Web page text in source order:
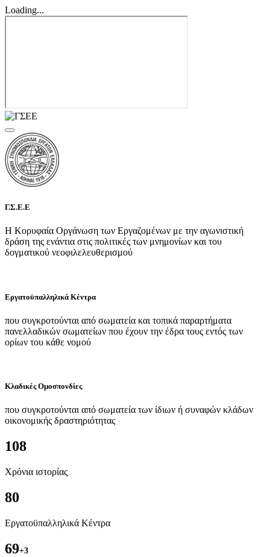
Loading...
Γ.Σ.Ε.Ε
Η Κορυφαία Οργάνωση των Εργαζομένων με την αγωνιστική
δράση της ενάντια στις πολιτικές των μνημονίων και του
δογματικού νεοφιλελευθερισμού
Εργατοϋπαλληλικά Κέντρα
που συγκροτούνται από σωματεία και τοπικά παραρτήματα
πανελλαδικών σωματείων που έχουν την έδρα τους εντός των
ορίων του κάθε νομού
Κλαδικές Ομοσπονδίες
που συγκροτούνται από σωματεία των ίδιων ή συναφών κλάδων
οικονομικής δραστηριότητας
108
Χρόνια ιστορίας
80
Εργατοϋπαλληλικά Κέντρα
69+3